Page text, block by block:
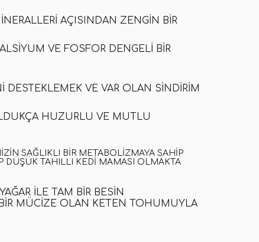
AÇISINDAN ZENGIN BIR
VE FOSFOR DENGELI BIR
DESTEKLEMEK VE VAR OLAN SINDIRIM
HUZURLU VE MUTLU
SAĞLIKLI BIR METABOLIZMAYA SAHIP
DÜŞÜK TAHILLI KEDI MAMASI OLMAKTA
ILE TAM BIR BESIN
MÜCIZE OLAN KETEN TOHUMUYLA